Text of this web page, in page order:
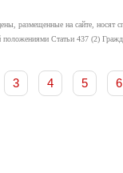
размещенные на сайте, носят
положениями Статьи 437 (2)
3 4 5 6